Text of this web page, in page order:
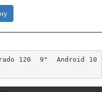
120  9"  Android 10